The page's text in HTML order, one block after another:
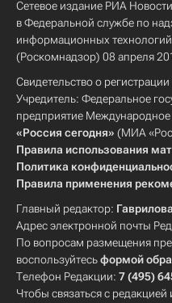
Сетевое издание РИА
в Федеральной службе по
информационных
(Роскомнадзор) 08 апреля
Свидетельство о
Учредитель: Федеральное
предприятие
«Россия сегодня» (МИА
Правила использования
Политика
Правила применения
Главный редактор:
Адрес электронной почты
По вопросам размещения
воспользуйтесьформой
Телефон Редакции: 7 (495)
Чтобы связаться с